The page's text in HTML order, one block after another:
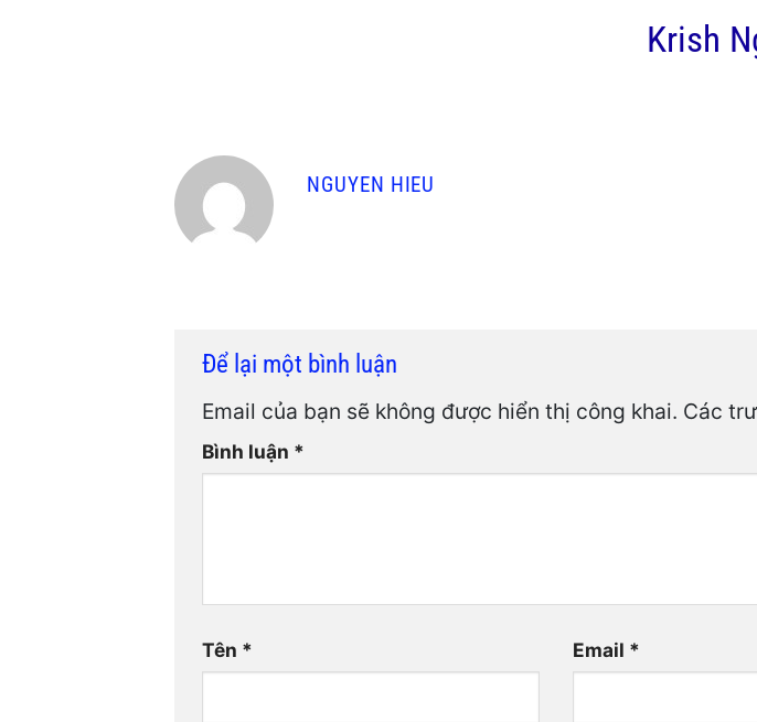
Krish
NGUYEN HIEU
Để lại một bình luận
Email của bạn sẽ không được hiển thị công khai. Các
Bình luận *
Tên * Email *